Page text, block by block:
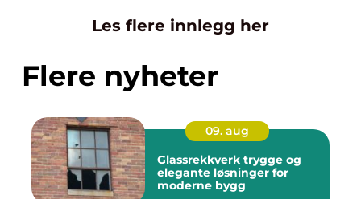
Les flere innlegg her
Flere nyheter
09. aug
Glassrekkverk trygge og
elegante løsninger for
moderne bygg